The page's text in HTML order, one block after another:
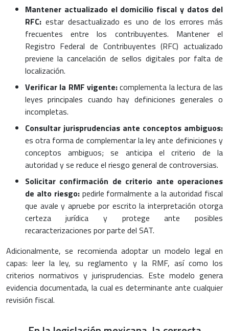
Mantener actualizado el domicilio fiscal y datos del
RFC:estar desactualizado es uno de los errores más
frecuentes entre los contribuyentes. Mantener el
Registro Federal de Contribuyentes (RFC) actualizado
previene la cancelación de sellos digitales por falta de
localización.
Verificar la RMF vigente:complementa la lectura de las
leyes principales cuando hay definiciones generales o
incompletas.
Consultar jurisprudencias ante conceptos ambiguos:
es otra forma de complementar la ley ante definiciones y
conceptos ambiguos; se anticipa el criterio de la
autoridad y se reduce el riesgo general de controversias.
Solicitar confirmación de criterio ante operaciones
de alto riesgo:pedirle formalmente a la autoridad fiscal
que avale y apruebe por escrito la interpretación otorga
certeza jurídica y protege ante posibles
recaracterizaciones por parte del SAT.
Adicionalmente, se recomienda adoptar un modelo legal en
capas: leer la ley, su reglamento y la RMF, así como los
criterios normativos y jurisprudencias. Este modelo genera
evidencia documentada, la cual es determinante ante cualquier
revisión fiscal.